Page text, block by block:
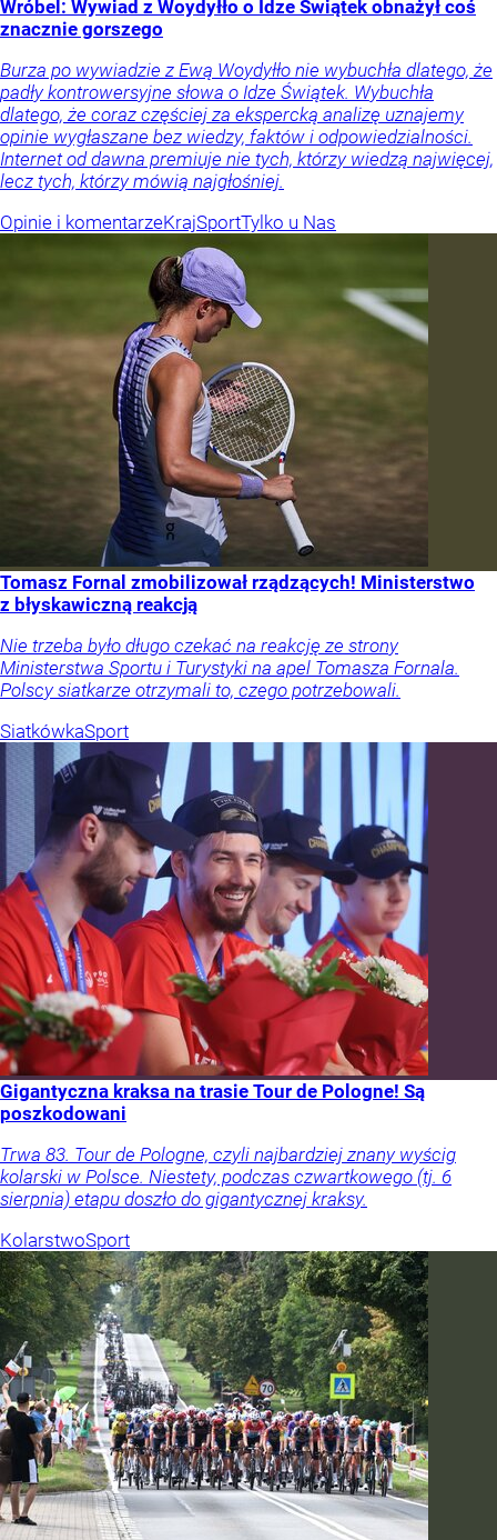
Wróbel: Wywiad z Woydyłło o Idze Świątek obnażył coś
znacznie gorszego
Burza po wywiadzie z Ewą Woydyłło nie wybuchła dlatego, że
padły kontrowersyjne słowa o Idze Świątek. Wybuchła
dlatego, że coraz częściej za ekspercką analizę uznajemy
opinie wygłaszane bez wiedzy, faktów i odpowiedzialności.
Internet od dawna premiuje nie tych, którzy wiedzą najwięcej,
lecz tych, którzy mówią najgłośniej.
Opinie i komentarzeKrajSportTylko u Nas
Tomasz Fornal zmobilizował rządzących! Ministerstwo
z błyskawiczną reakcją
Nie trzeba było długo czekać na reakcję ze strony
Ministerstwa Sportu i Turystyki na apel Tomasza Fornala.
Polscy siatkarze otrzymali to, czego potrzebowali.
SiatkówkaSport
Gigantyczna kraksa na trasie Tour de Pologne! Są
poszkodowani
Trwa 83. Tour de Pologne, czyli najbardziej znany wyścig
kolarski w Polsce. Niestety, podczas czwartkowego (tj. 6
sierpnia) etapu doszło do gigantycznej kraksy.
KolarstwoSport